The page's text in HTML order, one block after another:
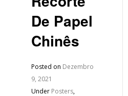
De Papel
Chinês
Posted on Dezembro
9, 2021
Under Posters,